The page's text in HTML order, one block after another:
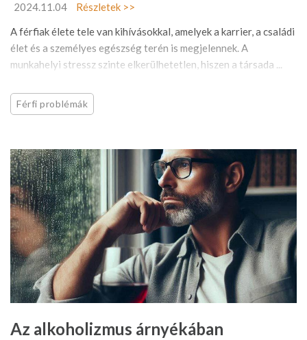
2024.11.04
Részletek >>
A férfiak élete tele van kihívásokkal, amelyek a karrier, a családi
élet és a személyes egészség terén is megjelennek. A
munkahelyi stressz szinte elkerülhetetlen, hiszen a társada ...
Férfi problémák
Az alkoholizmus árnyékában